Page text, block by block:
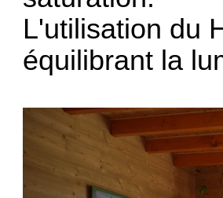
L'utilisation du
équilibrant la